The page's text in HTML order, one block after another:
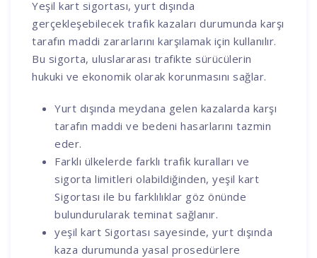
Yeşil kart sigortası, yurt dışında
gerçekleşebilecek trafik kazaları durumunda karşı
tarafın maddi zararlarını karşılamak için kullanılır.
Bu sigorta, uluslararası trafikte sürücülerin
hukuki ve ekonomik olarak korunmasını sağlar.
Yurt dışında meydana gelen kazalarda karşı
tarafın maddi ve bedeni hasarlarını tazmin
eder.
Farklı ülkelerde farklı trafik kuralları ve
sigorta limitleri olabildiğinden, yeşil kart
Sigortası ile bu farklılıklar göz önünde
bulundurularak teminat sağlanır.
yeşil kart Sigortası sayesinde, yurt dışında
kaza durumunda yasal prosedürlere